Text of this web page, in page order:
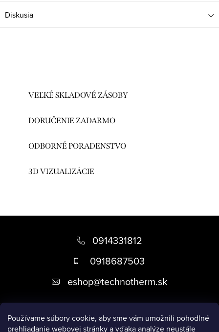
Používame súbory cookie, aby sme vám umožnili pohodlné
prehliadanie webovej stránky a vďaka analýze neustále
Diskusia
VEĽKÉ SKLADOVÉ ZÁSOBY
DORUČENIE ZADARMO
ODBORNÉ PORADENSTVO
3D VIZUALIZÁCIE
i
0914331812
0918687503
eshop@technotherm.sk
Informácie